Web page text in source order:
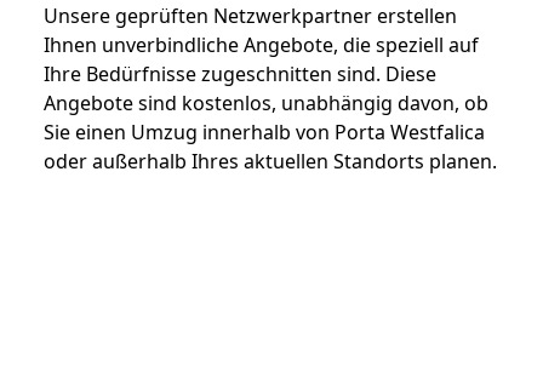
Unsere geprüften Netzwerkpartner erstellen
Ihnen unverbindliche Angebote, die speziell auf
Ihre Bedürfnisse zugeschnitten sind. Diese
Angebote sind kostenlos, unabhängig davon, ob
Sie einen Umzug innerhalb von Porta Westfalica
oder außerhalb Ihres aktuellen Standorts planen.